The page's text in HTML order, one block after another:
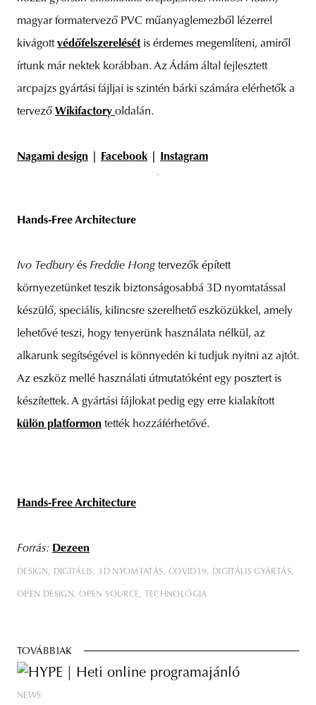
magyar formatervező PVC műanyaglemezből lézerrel
kivágottvédőfelszerelésétis érdemes megemlíteni, amiről
írtunk már nektek korábban. Az Ádám által fejlesztett
arcpajzs gyártási fájljai is szintén bárki számára elérhetők a
tervező Wikifactory oldalán.
Nagami design Facebook Instagram
Hands-Free Architecture
Ivo Tedbury és Freddie Hong tervezők épített
környezetünket teszik biztonságosabbá 3D nyomtatással
készülő, speciális, kilincsre szerelhető eszközükkel, amely
lehetővé teszi, hogy tenyerünk használata nélkül, az
alkarunk segítségével is könnyedén ki tudjuk nyitni az ajtót.
Az eszköz mellé használati útmutatóként egy posztert is
készítettek. A gyártási fájlokat pedig egy erre kialakított
külön platformon tették hozzáférhetővé.
Hands-Free Architecture
Forrás: Dezeen
DESIGN DIGITÁLIS 3D NYOMTATÁS COVID19 DIGITÁLIS GYÁRTÁS
OPEN DESIGN OPEN SOURCE TECHNOLÓGIA
TOVÁBBIAK
NEWS